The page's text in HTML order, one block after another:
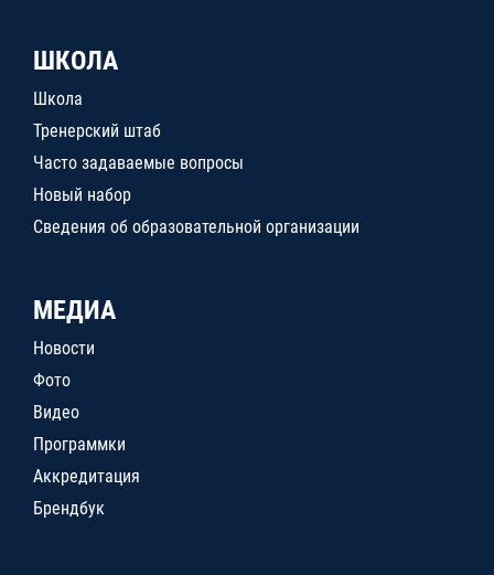
ШКОЛА
Школа
Тренерский штаб
Часто задаваемые вопросы
Новый набор
Сведения об образовательной организации
МЕДИА
Новости
Фото
Видео
Программки
Аккредитация
Брендбук